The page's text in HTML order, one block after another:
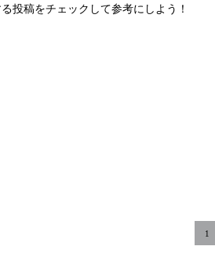
投稿をチェックして参考にしよう！
1